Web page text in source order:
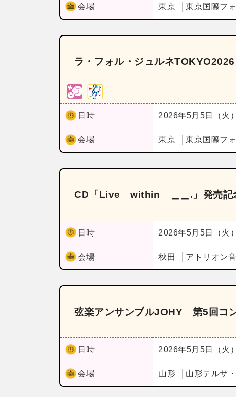
会場 東京 東京国際フ
ラ・フォル・ジュルネ
日時 2026年5月5日（火）
会場 東京 東京国際フ
CD「Live within ＿＿.」発売記
日時 2026年5月5日（火）
会場 秋田 アトリオン
弦楽アンサンブルJOHY 第5回コ
日時 2026年5月5日（火）
会場 山形 山形テルサ